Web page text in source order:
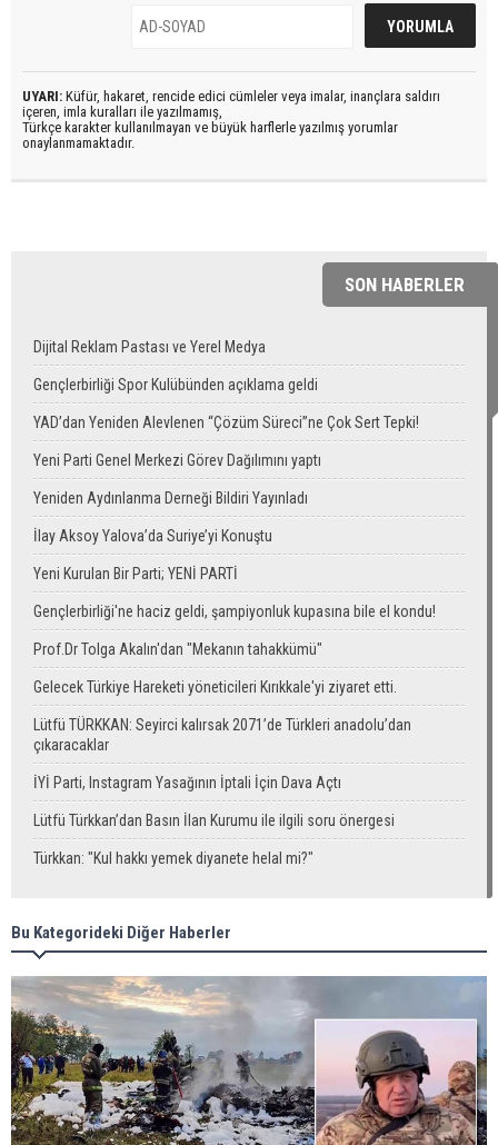
UYARI: Küfür, hakaret, rencide edici cümleler veya imalar, inançlara saldırı
içeren, imla kuralları ile yazılmamış,
Türkçe karakter kullanılmayan ve büyük harflerle yazılmış yorumlar
onaylanmamaktadır.
SON HABERLER
Dijital Reklam Pastası ve Yerel Medya
Gençlerbirliği Spor Kulübünden açıklama geldi
YAD’dan Yeniden Alevlenen “Çözüm Süreci”ne Çok Sert Tepki!
Yeni Parti Genel Merkezi Görev Dağılımını yaptı
Yeniden Aydınlanma Derneği Bildiri Yayınladı
İlay Aksoy Yalova’da Suriye’yi Konuştu
Yeni Kurulan Bir Parti; YENİ PARTİ
Gençlerbirliği'ne haciz geldi, şampiyonluk kupasına bile el kondu!
Prof.Dr Tolga Akalın'dan "Mekanın tahakkümü"
Gelecek Türkiye Hareketi yöneticileri Kırıkkale'yi ziyaret etti.
Lütfü TÜRKKAN: Seyirci kalırsak 2071’de Türkleri anadolu’dan
çıkaracaklar
İYİ Parti, Instagram Yasağının İptali İçin Dava Açtı
Lütfü Türkkan’dan Basın İlan Kurumu ile ilgili soru önergesi
Türkkan: "Kul hakkı yemek diyanete helal mi?"
Bu Kategorideki Diğer Haberler